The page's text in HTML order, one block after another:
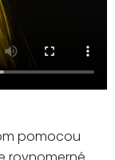
pomocou